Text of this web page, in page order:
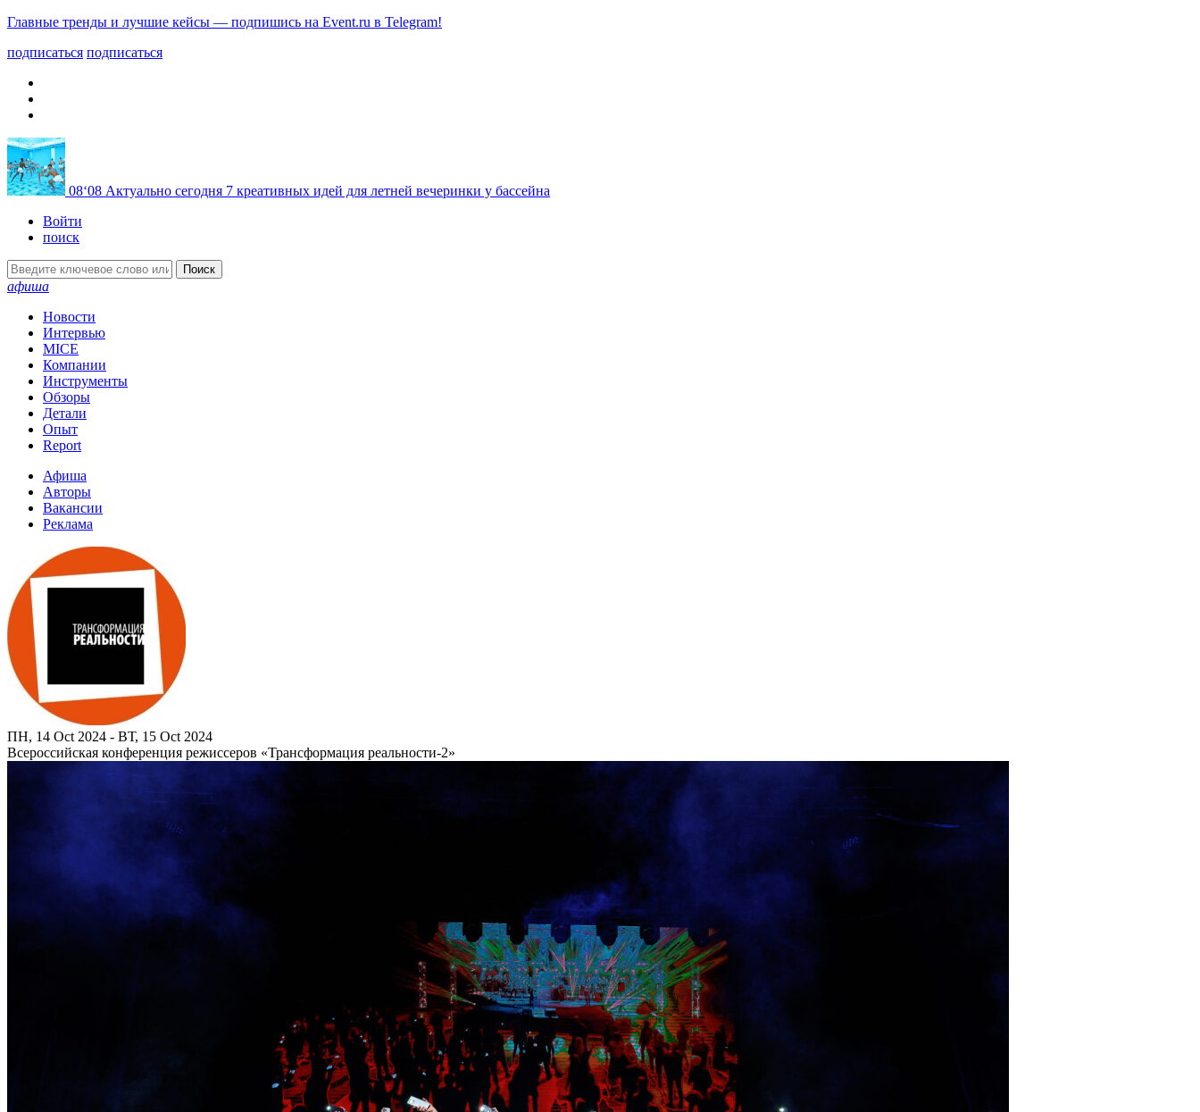
Главные тренды и лучшие кейсы — подпишись на Event.ru в Telegram!
подписаться подписаться
08‘08 Актуально сегодня 7 креативных идей для летней вечеринки у бассейна
Войти
поиск
Поиск
афиша
Новости
Интервью
MICE
Компании
Инструменты
Обзоры
Детали
Опыт
Report
Афиша
Авторы
Вакансии
Реклама
ПН, 14 Oct 2024 - ВТ, 15 Oct 2024
Всероссийская конференция режиссеров «Трансформация реальности-2»